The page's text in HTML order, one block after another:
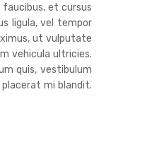
faucibus, et cursus
ligula, vel tempor
ut vulputate
vehicula ultricies.
quis, vestibulum
mi blandit.